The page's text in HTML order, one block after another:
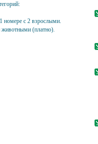
номере с 2 взрослыми.
животными (платно).